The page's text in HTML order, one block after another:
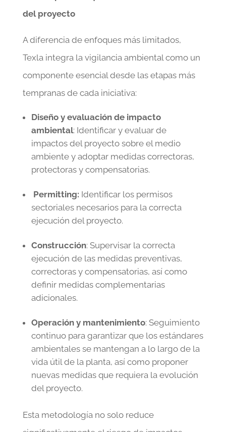
del proyecto
A diferencia de enfoques más limitados,
Texla integra la vigilancia ambiental como un
componente esencial desde las etapas más
tempranas de cada iniciativa:
Diseño y evaluación de impacto
ambiental: Identificar y evaluar de
impactos del proyecto sobre el medio
ambiente y adoptar medidas correctoras,
protectoras y compensatorias.
Permitting: Identificar los permisos
sectoriales necesarios para la correcta
ejecución del proyecto.
Construcción: Supervisar la correcta
ejecución de las medidas preventivas,
correctoras y compensatorias, así como
definir medidas complementarias
adicionales.
Operación y mantenimiento: Seguimiento
continuo para garantizar que los estándares
ambientales se mantengan a lo largo de la
vida útil de la planta, así como proponer
nuevas medidas que requiera la evolución
del proyecto.
Esta metodología no solo reduce